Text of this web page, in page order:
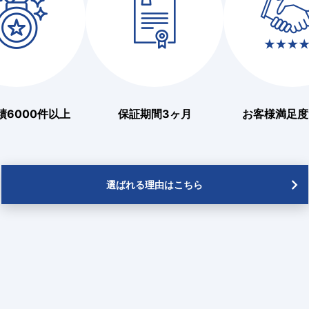
6000件以上 保証期間3ヶ月 お客様満足
選ばれる理由はこちら